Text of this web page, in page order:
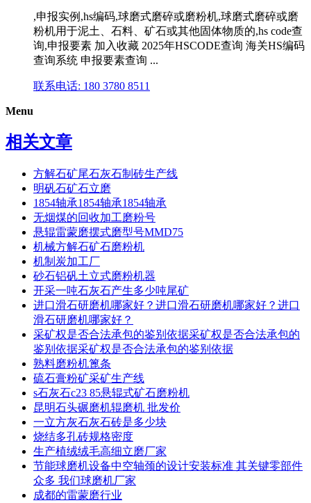
,申报实例,hs编码,球磨式磨碎或磨粉机,球磨式磨碎或磨
粉机用于泥土、石料、矿石或其他固体物质的,hs code查
询,申报要素 加入收藏 2025年HSCODE查询 海关HS编码
查询系统 申报要素查询 ...
联系电话: 180 3780 8511
Menu
相关文章
方解石矿尾石灰石制砖生产线
明矾石矿石立磨
1854轴承1854轴承1854轴承
无烟煤的回收加工磨粉号
悬辊雷蒙磨摆式磨型号MMD75
机械方解石矿石磨粉机
机制炭加工厂
砂石铝矾土立式磨粉机器
开采一吨石灰石产生多少吨尾矿
进口滑石研磨机哪家好？进口滑石研磨机哪家好？进口
滑石研磨机哪家好？
采矿权是否合法承包的鉴别依据采矿权是否合法承包的
鉴别依据采矿权是否合法承包的鉴别依据
熟料磨粉机篦条
硫石膏粉矿采矿生产线
s石灰石c23 85悬辊式矿石磨粉机
昆明石头碾磨机辊磨机 批发价
一立方灰石灰石砖是多少块
烧结多孔砖规格密度
生产植绒绒毛高细立磨厂家
节能球磨机设备中空轴颈的设计安装标准 其关键零部件
众多 我们球磨机厂家
成都的雷蒙磨行业